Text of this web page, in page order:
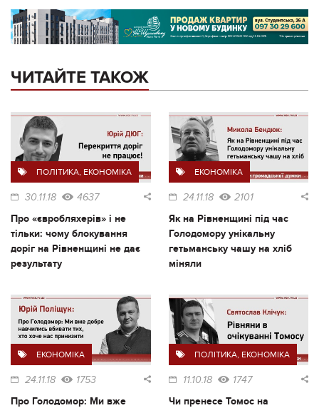
ЧИТАЙТЕ ТАКОЖ
ПОЛІТИКА, ЕКОНОМІКА
30.11.18 4637
Про «євробляхерів» і не
тільки: чому блокування
доріг на Рівненщині не дає
результату
ЕКОНОМІКА
24.11.18 2101
Як на Рівненщині під час
Голодомору унікальну
гетьманську чашу на хліб
міняли
ЕКОНОМІКА
24.11.18 1753
Про Голодомор: Ми вже
ПОЛІТИКА, ЕКОНОМІКА
11.10.18 1747
Чи пренесе Томос на